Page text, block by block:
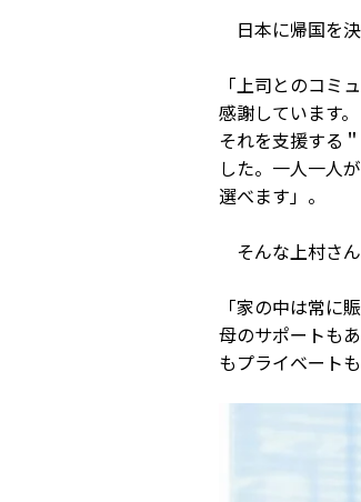
日本に帰国を
「上司とのコミ
感謝しています
それを支援する
した。一人一人
選べます」。
そんな上村さ
「家の中は常に
母のサポートも
もプライベート